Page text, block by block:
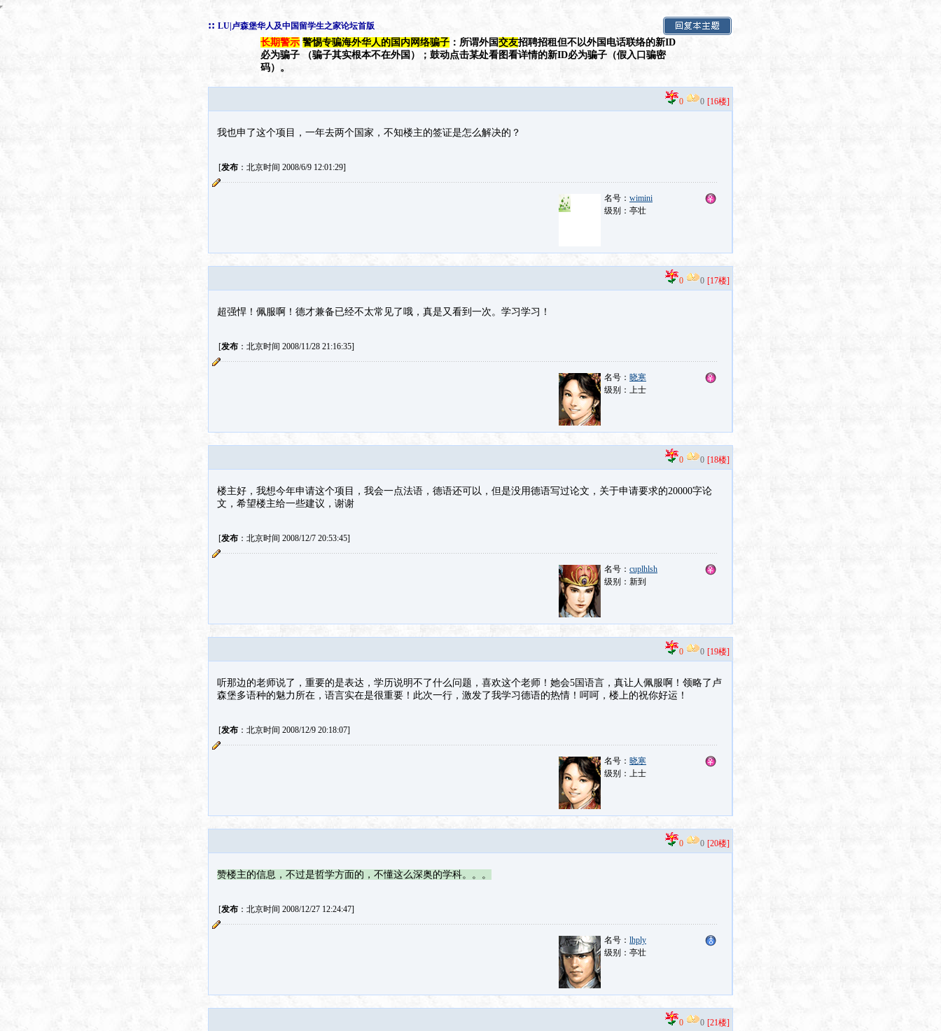
:: LU|卢森堡华人及中国留学生之家论坛首版
长期警示 警惕专骗海外华人的国内网络骗子 ：所谓外国交友招聘招租但不以外国电话联络的新ID
必为骗子 （骗子其实根本不在外国）；鼓动点击某处看图看详情的新ID必为骗子（假入口骗密
码）。
0 0 [16楼]
我也申了这个项目，一年去两个国家，不知楼主的签证是怎么解决的？
[发布：北京时间 2008/6/9 12:01:29]
名号： wimini
级别：亭壮
0 0 [17楼]
超强悍！佩服啊！德才兼备已经不太常见了哦，真是又看到一次。学习学习！
[发布：北京时间 2008/11/28 21:16:35]
名号： 晓寒
级别：上士
0 0 [18楼]
楼主好，我想今年申请这个项目，我会一点法语，德语还可以，但是没用德语写过论文，关于申请要求的20000字论
文，希望楼主给一些建议，谢谢
[发布：北京时间 2008/12/7 20:53:45]
名号： cuplhlsh
级别：新到
0 0 [19楼]
听那边的老师说了，重要的是表达，学历说明不了什么问题，喜欢这个老师！她会5国语言，真让人佩服啊！领略了卢
森堡多语种的魅力所在，语言实在是很重要！此次一行，激发了我学习德语的热情！呵呵，楼上的祝你好运！
[发布：北京时间 2008/12/9 20:18:07]
名号： 晓寒
级别：上士
0 0 [20楼]
赞楼主的信息，不过是哲学方面的，不懂这么深奥的学科。。。
[发布：北京时间 2008/12/27 12:24:47]
名号： lhply
级别：亭壮
0 0 [21楼]